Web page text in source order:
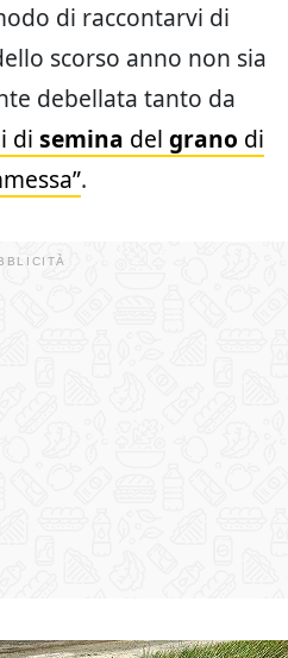
di raccontarvi di
scorso anno non sia
debellata tanto da
di semina del grano di
.